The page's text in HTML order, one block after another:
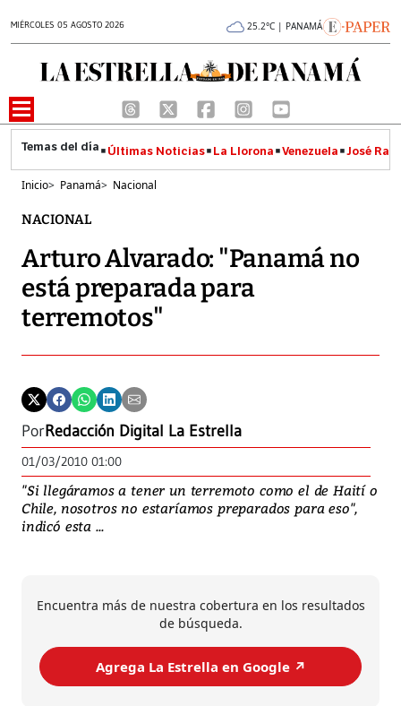
MIÉRCOLES 05 AGOSTO 2026 25.2°C | PANAMÁ
Últimas Noticias La Llorona Venezuela José
Inicio> Panamá> Nacional
NACIONAL
Arturo Alvarado: "Panamá no
está preparada para
terremotos"
PorRedacción Digital La Estrella
01/03/2010 01:00
"Si llegáramos a tener un terremoto como el de Haití o
Chile, nosotros no estaríamos preparados para eso",
indicó esta ...
Encuentra más de nuestra cobertura en los resultados
de búsqueda.
Agrega La Estrella en Google ↗️